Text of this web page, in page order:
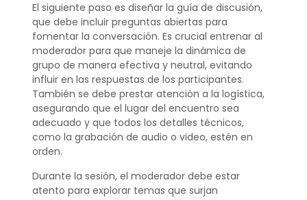
El siguiente paso es diseñar la guía de discusión,
que debe incluir preguntas abiertas para
fomentar la conversación. Es crucial entrenar al
moderador para que maneje la dinámica de
grupo de manera efectiva y neutral, evitando
influir en las respuestas de los participantes.
También se debe prestar atención a la logística,
asegurando que el lugar del encuentro sea
adecuado y que todos los detalles técnicos,
como la grabación de audio o video, estén en
orden.
Durante la sesión, el moderador debe estar
atento para explorar temas que surjan